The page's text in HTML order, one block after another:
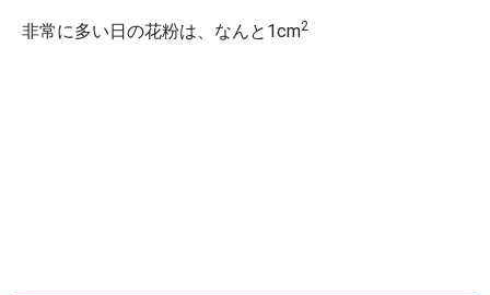
非常に多い日の花粉は、なんと1cm2